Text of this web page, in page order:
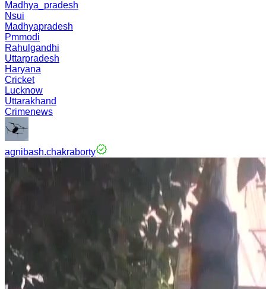
Madhya_pradesh
Nsui
Madhyapradesh
Pmmodi
Rahulgandhi
Uttarpradesh
Haryana
Cricket
Lucknow
Uttarakhand
Crimenews
agnibash.chakraborty